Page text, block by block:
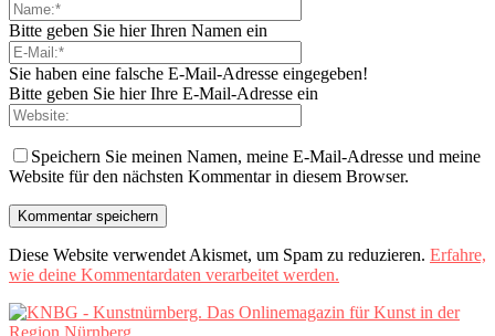
Bitte geben Sie hier Ihren Namen ein
Sie haben eine falsche E-Mail-Adresse eingegeben!
Bitte geben Sie hier Ihre E-Mail-Adresse ein
Speichern Sie meinen Namen, meine E-Mail-Adresse und meine
Website für den nächsten Kommentar in diesem Browser.
Diese Website verwendet Akismet, um Spam zu reduzieren. Erfahre,
wie deine Kommentardaten verarbeitet werden.